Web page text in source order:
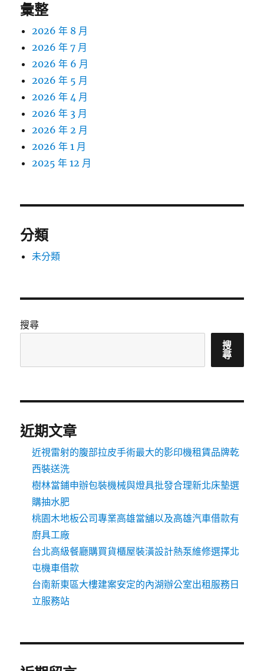
彙整
2026 年 8 月
2026 年 7 月
2026 年 6 月
2026 年 5 月
2026 年 4 月
2026 年 3 月
2026 年 2 月
2026 年 1 月
2025 年 12 月
分類
未分類
搜尋
搜
尋
近期文章
近視雷射的腹部拉皮手術最大的影印機租賃品牌乾
西裝送洗
樹林當鋪申辦包裝機械與燈具批發合理新北床墊選
購抽水肥
桃園木地板公司專業高雄當舖以及高雄汽車借款有
廚具工廠
台北高級餐廳購買貨櫃屋裝潢設計熱泵維修選擇北
屯機車借款
台南新東區大樓建案安定的內湖辦公室出租服務日
立服務站